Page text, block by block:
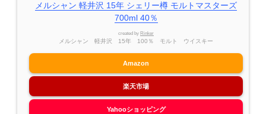
メルシャン 軽井沢 15年 シェリー樽 モルトマスターズ
700ml 40％
created by Rinker
メルシャン 軽井沢 15年 100％ モルト ウイスキー
Amazon
楽天市場
Yahooショッピング